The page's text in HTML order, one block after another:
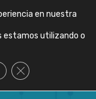
en nuestra
estamos utilizando o
Cerrar el banner de